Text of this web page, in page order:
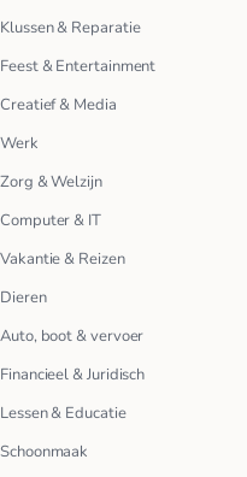
Klussen & Reparatie
Feest & Entertainment
Creatief & Media
Werk
Zorg & Welzijn
Computer & IT
Vakantie & Reizen
Dieren
Auto, boot & vervoer
Financieel & Juridisch
Lessen & Educatie
Schoonmaak